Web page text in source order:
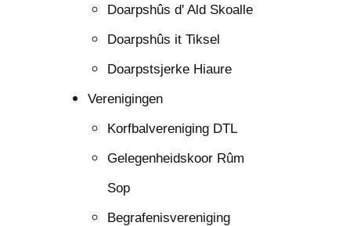
Doarpshûs d' Ald Skoalle
Doarpshûs it Tiksel
Doarpstsjerke Hiaure
Verenigingen
Korfbalvereniging DTL
Gelegenheidskoor Rûm
Sop
Begrafenisvereniging